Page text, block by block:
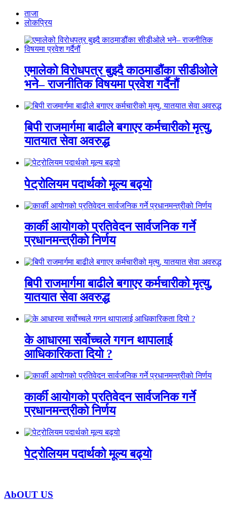
ताजा
लाेकप्रिय
एमालेको विरोधपत्र बुझ्दै काठमाडौंका सीडीओले
भने– राजनीतिक विषयमा प्रवेश गर्दैनौं
बिपी राजमार्गमा बाढीले बगाएर कर्मचारीको मृत्यु,
यातयात सेवा अवरुद्ध
पेट्रोलियम पदार्थको मूल्य बढ्यो
कार्की आयोगको प्रतिवेदन सार्वजनिक गर्ने
प्रधानमन्त्रीको निर्णय
बिपी राजमार्गमा बाढीले बगाएर कर्मचारीको मृत्यु,
यातयात सेवा अवरुद्ध
के आधारमा सर्वोच्चले गगन थापालाई
आधिकारिकता दियो ?
कार्की आयोगको प्रतिवेदन सार्वजनिक गर्ने
प्रधानमन्त्रीको निर्णय
पेट्रोलियम पदार्थको मूल्य बढ्यो
AbOUT US